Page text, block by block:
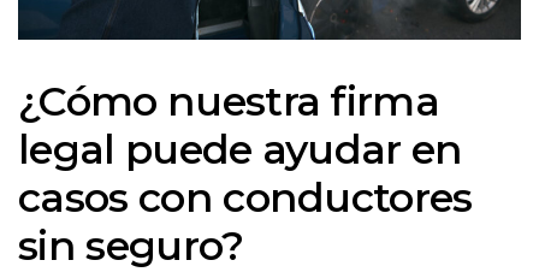
¿Cómo nuestra firma
legal puede ayudar en
casos con conductores
sin seguro?